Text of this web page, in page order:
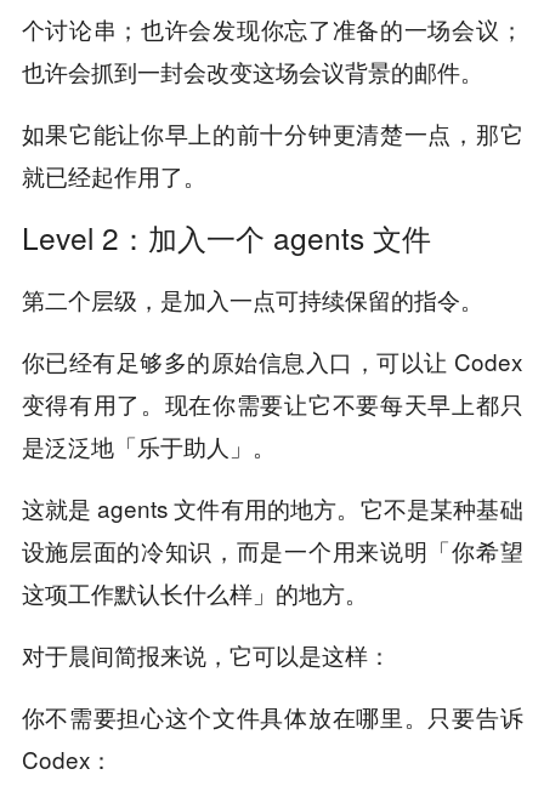
个讨论串；也许会发现你忘了准备的一场会议；
也许会抓到一封会改变这场会议背景的邮件。
如果它能让你早上的前十分钟更清楚一点，那它
就已经起作用了。
Level 2：加入一个 agents 文件
第二个层级，是加入一点可持续保留的指令。
你已经有足够多的原始信息入口，可以让 Codex
变得有用了。现在你需要让它不要每天早上都只
是泛泛地「乐于助人」。
这就是 agents 文件有用的地方。它不是某种基础
设施层面的冷知识，而是一个用来说明「你希望
这项工作默认长什么样」的地方。
对于晨间简报来说，它可以是这样：
你不需要担心这个文件具体放在哪里。只要告诉
Codex：